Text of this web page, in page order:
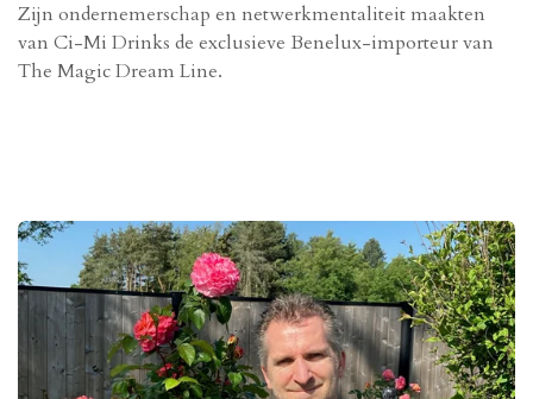
Zijn ondernemerschap en netwerkmentaliteit maakten
van Ci-Mi Drinks de exclusieve Benelux-importeur van
The Magic Dream Line.